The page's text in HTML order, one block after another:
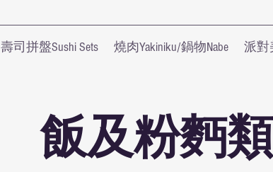
壽司拼盤Sushi Sets 燒肉Yakiniku/鍋物Nabe 派對
飯及粉麪類